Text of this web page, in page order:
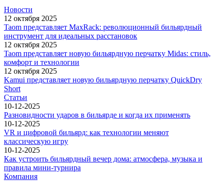
Новости
12 октября 2025
Taom представляет MaxRack: революционный бильярдный
инструмент для идеальных расстановок
12 октября 2025
Taom представляет новую бильярдную перчатку Midas: стиль,
комфорт и технологии
12 октября 2025
Kamui представляет новую бильярдную перчатку QuickDry
Short
Статьи
10-12-2025
Разновидности ударов в бильярде и когда их применять
10-12-2025
VR и цифровой бильярд: как технологии меняют
классическую игру
10-12-2025
Как устроить бильярдный вечер дома: атмосфера, музыка и
правила мини-турнира
Компания